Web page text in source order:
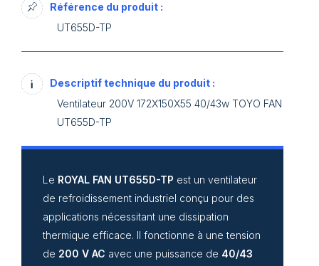
Référence du produit :
UT655D-TP
Descriptif technique du produit :
Ventilateur 200V 172X150X55 40/43w TOYO FAN
UT655D-TP
Le ROYAL FAN UT655D-TP est un ventilateur
de refroidissement industriel conçu pour des
applications nécessitant une dissipation
thermique efficace. Il fonctionne à une tension
de 200 V AC avec une puissance de 40/43